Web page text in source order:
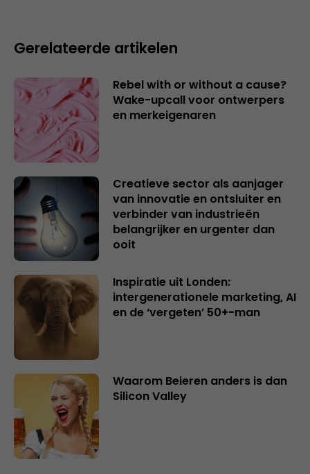
Gerelateerde artikelen
Rebel with or without a cause?
Wake-upcall voor ontwerpers
en merkeigenaren
Creatieve sector als aanjager
van innovatie en ontsluiter en
verbinder van industrieën
belangrijker en urgenter dan
ooit
Inspiratie uit Londen:
intergenerationele marketing, AI
en de ‘vergeten’ 50+-man
Waarom Beieren anders is dan
Silicon Valley